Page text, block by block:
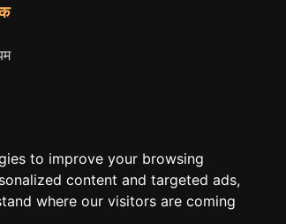
to improve your browsing
content and targeted ads,
where our visitors are coming